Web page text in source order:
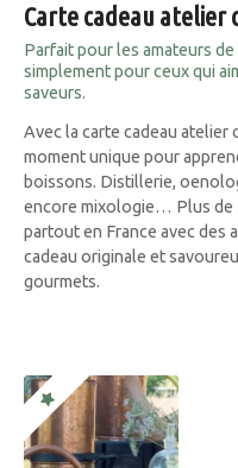
Carte cadeau atelier
Parfait pour les amateurs
simplement pour ceux qui
saveurs.
Avec la carte cadeau
moment unique pour
boissons. Distillerie,
encore mixologie… Plus de
partout en France avec des
cadeau originale et
gourmets.